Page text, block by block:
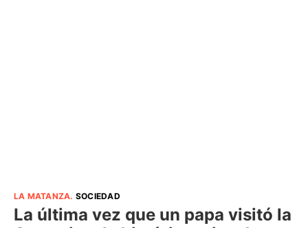
LA MATANZA. SOCIEDAD
La última vez que un papa visitó la